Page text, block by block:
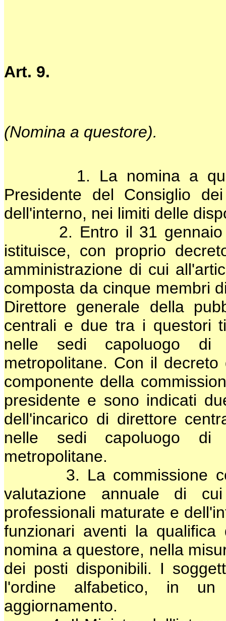
Art. 9.
(Nomina a questore).
1. La nomina a
Presidente del Consiglio
dell'interno, nei limiti delle
2. Entro il 31 gennaio di
istituisce, con proprio
amministrazione di cui
composta da cinque membri
Direttore generale della
centrali e due tra i questori
nelle sedi capoluogo di
metropolitane. Con il
componente della
presidente e sono indicati
dell'incarico di direttore
nelle sedi capoluogo di
metropolitane.
3. La commissione
valutazione annuale di
professionali maturate e
funzionari aventi la
nomina a questore, nella
dei posti disponibili. I
l'ordine alfabetico, in un
aggiornamento.